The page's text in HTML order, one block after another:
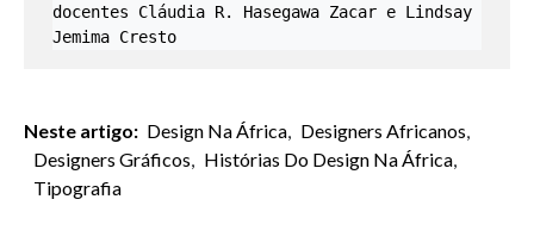
docentes Cláudia R. Hasegawa Zacar e Lindsay
Jemima Cresto
Neste artigo: Design Na África Designers Africanos
Designers Gráficos
Histórias Do Design Na África
Tipografia